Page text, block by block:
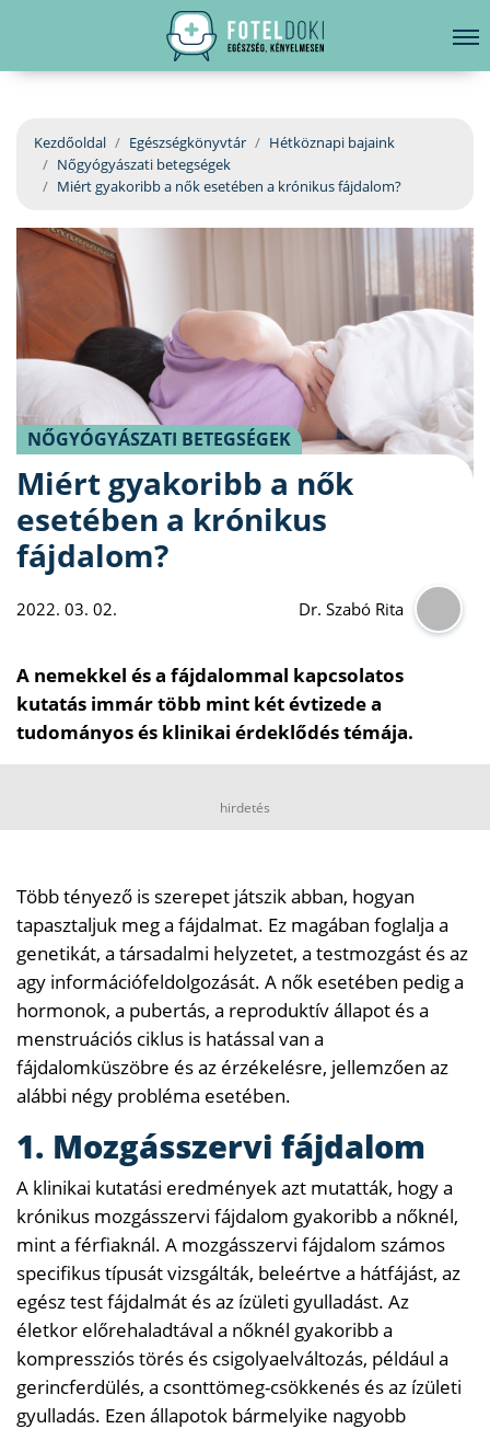
EGÉSZSÉGKÖNYVTÁR
BETEGSÉGKALAUZ
ÜGYELETKERESŐ
ORVOS VÁLASZOL
ORVOSKERESŐ
hirdetés
Kezdőoldal Egészségkönyvtár
Hétköznapi bajaink
Nőgyógyászati betegségek
Miért gyakoribb a nők esetében a krónikus fájdalom?
NŐGYÓGYÁSZATI BETEGSÉGEK
Miért gyakoribb a nők
esetében a krónikus
fájdalom?
2022. 03. 02. Dr. Szabó Rita
A nemekkel és a fájdalommal kapcsolatos
kutatás immár több mint két évtizede a
tudományos és klinikai érdeklődés témája.
hirdetés
Több tényező is szerepet játszik abban, hogyan
tapasztaljuk meg a fájdalmat. Ez magában foglalja a
genetikát, a társadalmi helyzetet, a testmozgást és az
agy információfeldolgozását. A nők esetében pedig a
hormonok, a pubertás, a reproduktív állapot és a
menstruációs ciklus is hatással van a
fájdalomküszöbre és az érzékelésre, jellemzően az
alábbi négy probléma esetében.
1. Mozgásszervi fájdalom
A klinikai kutatási eredmények azt mutatták, hogy a
krónikus mozgásszervi fájdalom gyakoribb a nőknél,
mint a férfiaknál. A mozgásszervi fájdalom számos
specifikus típusát vizsgálták, beleértve a hátfájást, az
egész test fájdalmát és az ízületi gyulladást. Az
életkor előrehaladtával a nőknél gyakoribb a
kompressziós törés és csigolyaelváltozás, például a
gerincferdülés, a csonttömeg-csökkenés és az ízületi
gyulladás. Ezen állapotok bármelyike ​​nagyobb